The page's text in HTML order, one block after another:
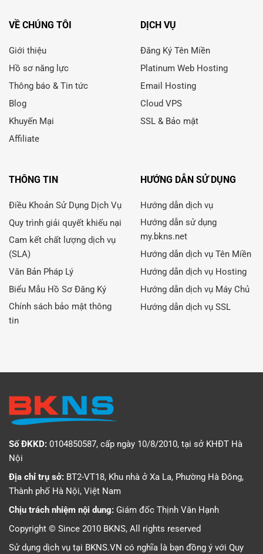
VỀ CHÚNG TÔI
Giới thiệu
Hồ sơ năng lực
Thông báo & Tin tức
Blog
Khuyến Mại
Affiliate
DỊCH VỤ
Đăng Ký Tên Miền
Platinum Web Hosting
Email Hosting
Cloud VPS
SSL & Bảo mật
THÔNG TIN
Điều Khoản Sử Dụng Dịch Vụ
Quy trình giải quyết khiếu nại
Cam kết chất lượng dịch vụ
(SLA)
Văn Bản Pháp Lý
Biểu Mẫu Hồ Sơ Đăng Ký
Chính sách bảo mật thông
tin
HƯỚNG DẪN SỬ DỤNG
Hướng dẫn dịch vụ
Hướng dẫn sử dụng
my.bkns.net
Hướng dẫn dịch vụ Tên Miền
Hướng dẫn dịch vụ Hosting
Hướng dẫn dịch vụ Máy Chủ
Hướng dẫn dịch vụ SSL
Số ĐKKD: 0104850587, cấp ngày 10/8/2010, tại sở KHĐT Hà
Nội
Địa chỉ trụ sở: BT2-VT18, Khu nhà ở Xa La, Phường Hà Đông,
Thành phố Hà Nội, Việt Nam
Chịu trách nhiệm nội dung: Giám đốc Thịnh Văn Hạnh
Copyright © Since 2010 BKNS, All rights reserved
Sử dụng dịch vụ tại BKNS.VN có nghĩa là bạn đồng ý với Quy